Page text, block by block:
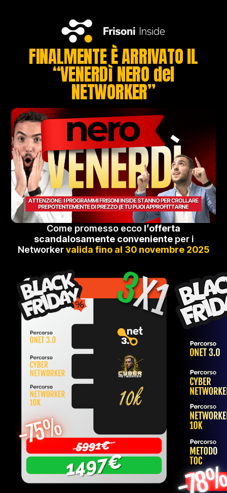
FINALMENTE È ARRIVATO IL
“VENERDì NERO del
NETWORKER”
Come promesso ecco l’offerta
scandalosamente convenienteper i
Networkervalida fino al 30 novembre 2025